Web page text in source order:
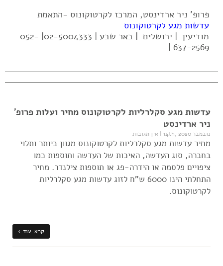
פרופ' ניר ארדינסט, המרכז לקרטוקונוס -התאמת
עדשות מגע לקרטוקונוס
מודיעין | ירושלים | באר שבע | 02-5004333| 052-
637-2569 |
עדשות מגע סקלרליות לקרטוקונוס מחיר ועלות פרופ'
ניר ארדינסט
נובמבר 14th, 2020 | אין תגובות
מחיר עדשות מגע סקלרליות לקרטוקונוס מגוון ביותר ותלוי
בחברה, סוג העדשה, האיכות של העדשה ותוספות כמו
ציפויים פלסמה או הידרה-פג או תוספות צילנדר. מחיר
התחלתי הינו 6000 ש"ח לזוג עדשות מגע סקלרליות
לקרטוקונוס.
קרא עוד ›